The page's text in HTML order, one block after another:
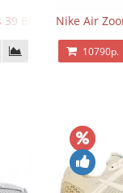
39 Black White
Nike Air
10790р.